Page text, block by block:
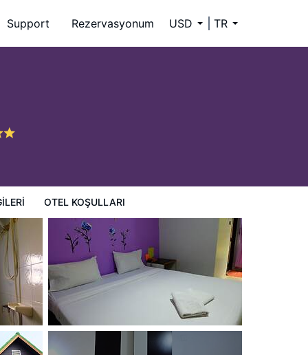
Support Rezervasyonum USD TR
OTEL KOŞULLARI